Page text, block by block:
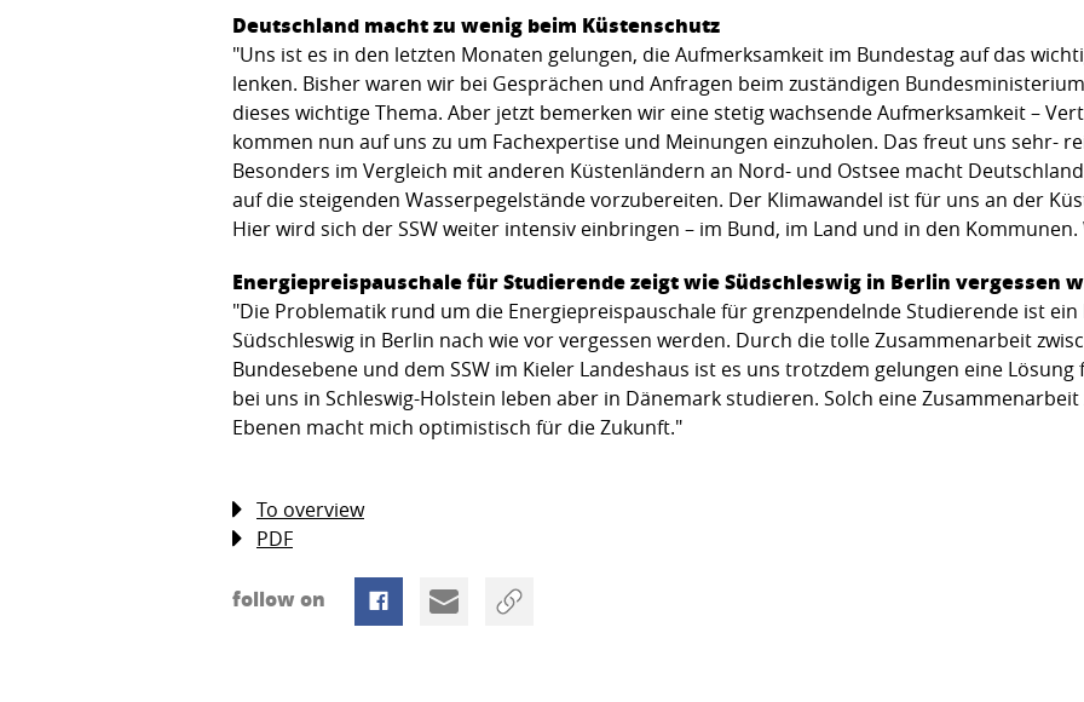
Deutschland macht zu wenig beim Küstenschutz
"Uns ist es in den letzten Monaten gelungen, die Aufmerksamkeit im Bundestag auf das
lenken. Bisher waren wir bei Gesprächen und Anfragen beim zuständigen
dieses wichtige Thema. Aber jetzt bemerken wir eine stetig wachsende Aufmerksamkeit –
kommen nun auf uns zu um Fachexpertise und Meinungen einzuholen. Das freut uns sehr-
Besonders im Vergleich mit anderen Küstenländern an Nord- und Ostsee macht
auf die steigenden Wasserpegelstände vorzubereiten. Der Klimawandel ist für uns an der
Hier wird sich der SSW weiter intensiv einbringen – im Bund, im Land und in den
Energiepreispauschale für Studierende zeigt wie Südschleswig in Berlin vergessen
"Die Problematik rund um die Energiepreispauschale für grenzpendelnde Studierende ist
Südschleswig in Berlin nach wie vor vergessen werden. Durch die tolle Zusammenarbeit
Bundesebene und dem SSW im Kieler Landeshaus ist es uns trotzdem gelungen eine
bei uns in Schleswig-Holstein leben aber in Dänemark studieren. Solch eine
Ebenen macht mich optimistisch für die Zukunft."
To overview
PDF
follow on